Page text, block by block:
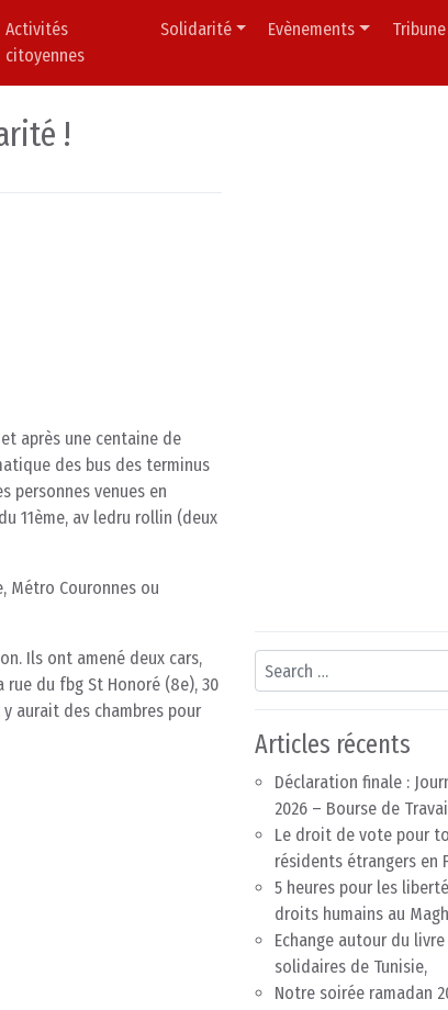
Activités
citoyennes
Solidarité Evènements Tribune
!
après une centaine de
des bus des terminus
personnes venues en
11ème, av ledru rollin (deux
Métro Couronnes ou
Ils ont amené deux cars,
rue du fbg St Honoré (8e), 30
aurait des chambres pour
Search
Articles récents
Déclaration finale :
2026 – Bourse de
Le droit de vote pour
résidents étrangers en
5 heures pour les
droits humains au
Echange autour du livre
solidaires de Tunisie,
Notre soirée ramadan